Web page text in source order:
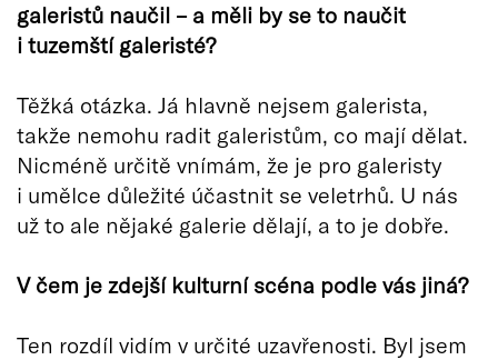
galeristů naučil – a měli by se to naučit
i tuzemští galeristé?
Těžká otázka. Já hlavně nejsem galerista,
takže nemohu radit galeristům, co mají dělat.
Nicméně určitě vnímám, že je pro galeristy
i umělce důležité účastnit se veletrhů. U nás
už to ale nějaké galerie dělají, a to je dobře.
V čem je zdejší kulturní scéna podle vás jiná?
Ten rozdíl vidím v určité uzavřenosti. Byl jsem